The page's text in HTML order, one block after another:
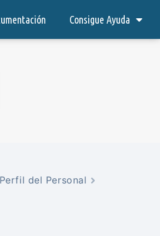
Consigue Ayuda
Perfil del Personal